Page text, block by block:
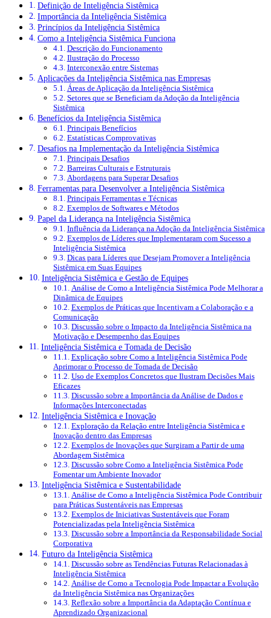
Definição de Inteligência Sistêmica
Importância da Inteligência Sistêmica
Princípios da Inteligência Sistêmica
Como a Inteligência Sistêmica Funciona
Descrição do Funcionamento
Ilustração do Processo
Interconexão entre Sistemas
Aplicações da Inteligência Sistêmica nas Empresas
Áreas de Aplicação da Inteligência Sistêmica
Setores que se Beneficiam da Adoção da Inteligência
Sistêmica
Benefícios da Inteligência Sistêmica
Principais Benefícios
Estatísticas Comprovativas
Desafios na Implementação da Inteligência Sistêmica
Principais Desafios
Barreiras Culturais e Estruturais
Abordagens para Superar Desafios
Ferramentas para Desenvolver a Inteligência Sistêmica
Principais Ferramentas e Técnicas
Exemplos de Softwares e Métodos
Papel da Liderança na Inteligência Sistêmica
Influência da Liderança na Adoção da Inteligência Sistêmica
Exemplos de Líderes que Implementaram com Sucesso a
Inteligência Sistêmica
Dicas para Líderes que Desejam Promover a Inteligência
Sistêmica em Suas Equipes
Inteligência Sistêmica e Gestão de Equipes
Análise de Como a Inteligência Sistêmica Pode Melhorar a
Dinâmica de Equipes
Exemplos de Práticas que Incentivam a Colaboração e a
Comunicação
Discussão sobre o Impacto da Inteligência Sistêmica na
Motivação e Desempenho das Equipes
Inteligência Sistêmica e Tomada de Decisão
Explicação sobre Como a Inteligência Sistêmica Pode
Aprimorar o Processo de Tomada de Decisão
Uso de Exemplos Concretos que Ilustram Decisões Mais
Eficazes
Discussão sobre a Importância da Análise de Dados e
Informações Interconectadas
Inteligência Sistêmica e Inovação
Exploração da Relação entre Inteligência Sistêmica e
Inovação dentro das Empresas
Exemplos de Inovações que Surgiram a Partir de uma
Abordagem Sistêmica
Discussão sobre Como a Inteligência Sistêmica Pode
Fomentar um Ambiente Inovador
Inteligência Sistêmica e Sustentabilidade
Análise de Como a Inteligência Sistêmica Pode Contribuir
para Práticas Sustentáveis nas Empresas
Exemplos de Iniciativas Sustentáveis que Foram
Potencializadas pela Inteligência Sistêmica
Discussão sobre a Importância da Responsabilidade Social
Corporativa
Futuro da Inteligência Sistêmica
Discussão sobre as Tendências Futuras Relacionadas à
Inteligência Sistêmica
Análise de Como a Tecnologia Pode Impactar a Evolução
da Inteligência Sistêmica nas Organizações
Reflexão sobre a Importância da Adaptação Contínua e
Aprendizado Organizacional